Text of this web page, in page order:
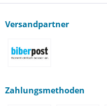
Versandpartner
Zahlungsmethoden